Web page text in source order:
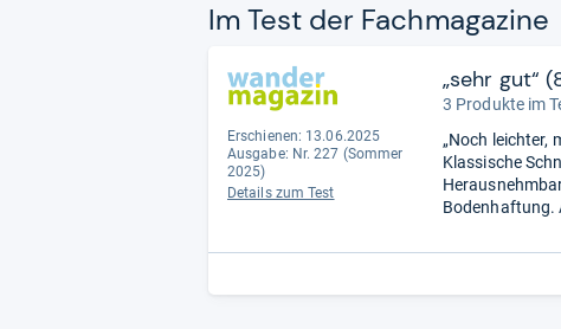
Im Test der Fach­ma­ga­zine
Erschienen: 13.06.2025
Ausgabe: Nr. 227 (Sommer
2025)
Details zum Test
„sehr gut“
3 Produkte im
„Noch leichter,
Klassische
Bodenhaftung.